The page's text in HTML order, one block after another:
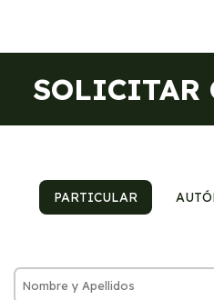
SOLICITAR
PARTICULAR